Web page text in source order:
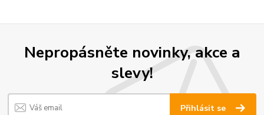
Nepropásněte novinky, akce a
slevy!
Přihlásit se